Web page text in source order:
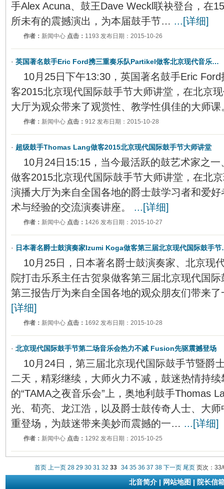
手Alex Acuna、鼓王Dave Weckl联袂登台，在
所未有的震撼演出，为本届鼓手节… ...[详细]
作者： 新闻中心 点击： 1193 发布日期：2015-10-26
· 英国著名鼓手Eric Ford携三重奏乐队Partikel做客北京现代音乐…
10月25日下午13:30，英国著名鼓手Eric
客2015北京现代国际鼓手节大师讲堂，在北京
大厅为观众带来了观赏性、教学性俱佳的大师课
作者： 新闻中心 点击： 912 发布日期：2015-10-28
· 超级鼓手Thomas Lang做客2015北京现代国际鼓手节大师讲堂
10月24日15:15，当今最活跃的鼓艺术家之
做客2015北京现代国际鼓手节大师讲堂，在北
演播大厅为来自全国各地的爵士鼓学习者和爱
术与经验的交流演奏讲座。
...[详细]
作者： 新闻中心 点击： 1426 发布日期：2015-10-27
· 日本著名爵士鼓演奏家Izumi Koga做客第三届北京现代国际鼓手
10月25日，日本著名爵士鼓演奏家、北京现
院打击乐系主任古贺泉做客第三届北京现代国
第三报告厅为来自全国各地的观众朋友们带来
[详细]
作者： 新闻中心 点击： 1692 发布日期：2015-10-28
· 北京现代国际鼓手节第二场音乐会热力不减 Fusion先驱震撼登场
10月24日，第三届北京现代国际鼓手节暨爵
二天，精彩继续，大师火力不减，鼓迷热情持
的“TAMA之夜音乐会”上，奥地利鼓手Thomas
光、荀亮、龙江浩，以及爵士鼓传奇人士、大
重登场，为鼓迷带来美妙而震撼的一… ...[详细]
作者： 新闻中心 点击： 1292 发布日期：2015-10-25
首页 上一页 28 29 30 31 32 33 34 35 36 37 38 下一页 尾页页次：33/
北音简介 | 网站地图 | 院长信